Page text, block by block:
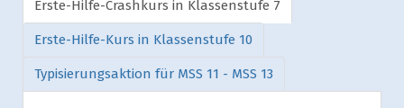
Erste-Hilfe-Crashkurs in Klassenstufe 7
Erste-Hilfe-Kurs in Klassenstufe 10
Typisierungsaktion für MSS 11 - MSS 13